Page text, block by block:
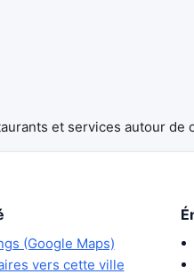
et services autour de
(Google Maps)
vers cette ville